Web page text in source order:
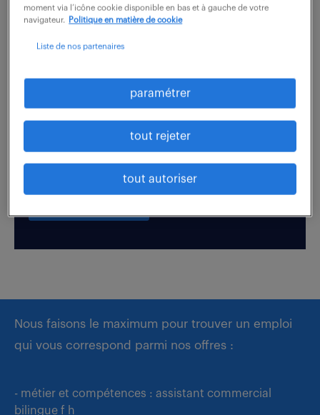
votre CV !
Boostez votre visibilité auprès de nos recruteurs
en postulant par candidature spontanée.
Nous faisons le maximum pour trouver un emploi
qui vous correspond parmi nos offres :
- métier et compétences : assistant commercial
bilingue f h
moment via l’icône cookie disponible en bas et à gauche de votre
navigateur.
Politique en matière de cookie
Liste de nos partenaires
paramétrer
tout rejeter
tout autoriser